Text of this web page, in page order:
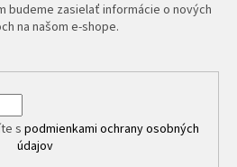
budeme zasielať informácie o nových
na našom e-shope.
s podmienkami ochrany osobných
údajov